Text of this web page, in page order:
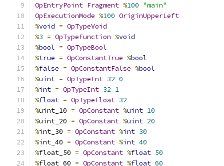
OpEntryPoint Fragment %100 "main"
OpExecutionMode %100 OriginUpperLeft
%void = OpTypeVoid
%3 = OpTypeFunction %void
%bool = OpTypeBool
%true = OpConstantTrue %bool
%false = OpConstantFalse %bool
%uint = OpTypeInt 32 0
%int = OpTypeInt 32 1
%float = OpTypeFloat 32
%uint_10 = OpConstant %uint 10
%uint_20 = OpConstant %uint 20
%int_30 = OpConstant %int 30
%int_40 = OpConstant %int 40
%float_50 = OpConstant %float 50
%float_60 = OpConstant %float 60